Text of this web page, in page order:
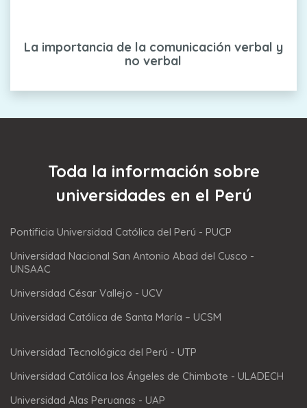
La importancia de la comunicación verbal y
no verbal
Toda la información sobre
universidades en el Perú
Pontificia Universidad Católica del Perú - PUCP
Universidad Nacional San Antonio Abad del Cusco -
UNSAAC
Universidad César Vallejo - UCV
Universidad Católica de Santa María – UCSM
Universidad Tecnológica del Perú - UTP
Universidad Católica los Ángeles de Chimbote - ULADECH
Universidad Alas Peruanas - UAP